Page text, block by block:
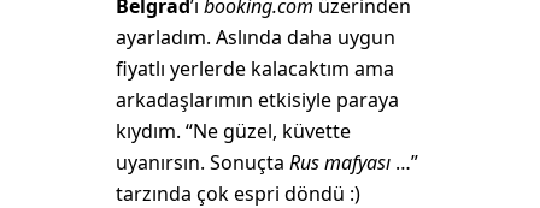
Belgrad’ı booking.com üzerinden
ayarladım. Aslında daha uygun
fiyatlı yerlerde kalacaktım ama
arkadaşlarımın etkisiyle paraya
kıydım. “Ne güzel, küvette
uyanırsın. Sonuçta Rus mafyası …”
tarzında çok espri döndü :)